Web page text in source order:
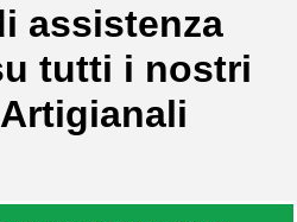
assistenza
tutti i nostri